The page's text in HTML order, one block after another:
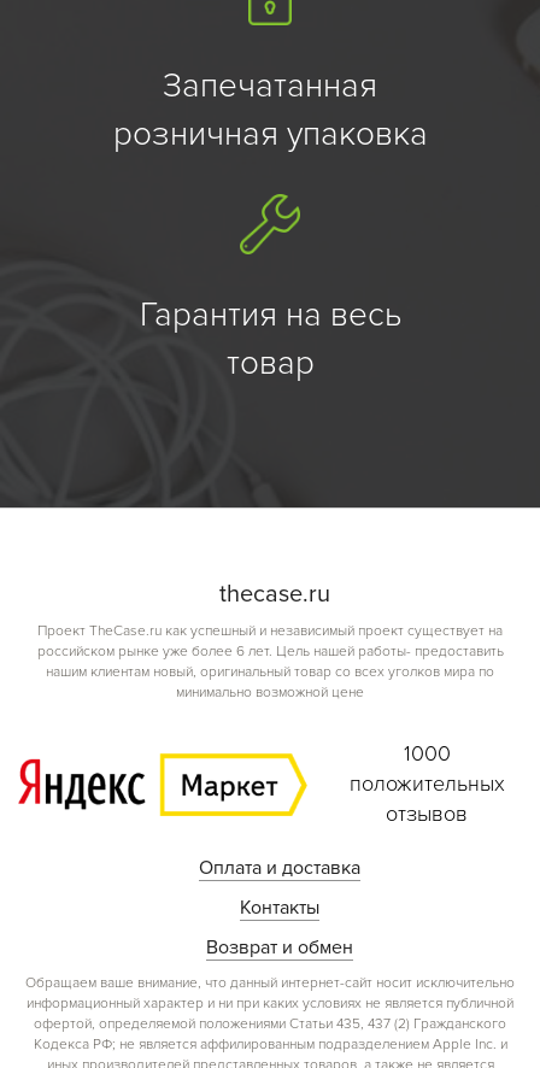
Запечатанная
розничная упаковка
Гарантия на весь
товар
thecase.ru
Проект TheCase.ru как успешный и независимый проект существует на
российском рынке уже более 6 лет. Цель нашей работы- предоставить
нашим клиентам новый, оригинальный товар со всех уголков мира по
минимально возможной цене
1000
положительных
отзывов
Оплата и доставка
Контакты
Возврат и обмен
Обращаем ваше внимание, что данный интернет-сайт носит исключительно
информационный характер и ни при каких условиях не является публичной
офертой, определяемой положениями Статьи 435, 437 (2) Гражданского
Кодекса РФ; не является аффилированным подразделением Apple Inc. и